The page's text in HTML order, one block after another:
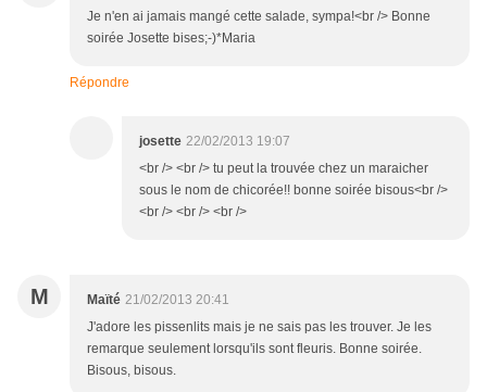
Je n'en ai jamais mangé cette salade, sympa!<br /> Bonne
soirée Josette bises;-)*Maria
Répondre
josette 22/02/2013 19:07
<br /> <br /> tu peut la trouvée chez un maraicher
sous le nom de chicorée!! bonne soirée bisous<br />
<br /> <br /> <br />
M Maïté 21/02/2013 20:41
J'adore les pissenlits mais je ne sais pas les trouver. Je les
remarque seulement lorsqu'ils sont fleuris. Bonne soirée.
Bisous, bisous.